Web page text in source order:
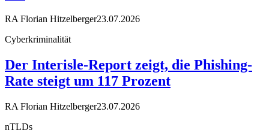
RA Florian Hitzelberger23.07.2026
Cyberkriminalität
Der Interisle-Report zeigt, die Phishing-
Rate steigt um 117 Prozent
RA Florian Hitzelberger23.07.2026
nTLDs